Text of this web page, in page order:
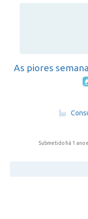
As piores
Submetido há 1 ano